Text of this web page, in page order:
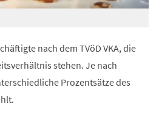
nach dem TVöD VKA, die
stehen. Je nach
Prozentsätze des